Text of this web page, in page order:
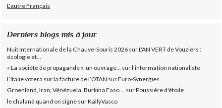
L'autre Français
Derniers blogs mis à jour
Nuit Internationale de la Chauve-Souris 2026 surL'AN VERT de Vouziers :
écologie et...
« La société de propagande », un ouvrage... surl'information nationaliste
L’Italie votera sur la facture de l’OTAN surEuro-Synergies
Groenland, Iran, Vénézuela, Burkina Faso ... surPoussière d'étoile
le chaland quand on signe surKallyVasco